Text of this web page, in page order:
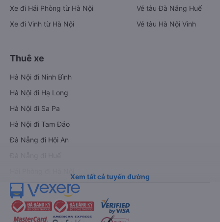
Xe đi Hải Phòng từ Hà Nội
Xe đi Vinh từ Hà Nội
Vé tàu Đà Nẵng Huế
Vé tàu Hà Nội Vinh
Thuê xe
Hà Nội đi Ninh Bình
Hà Nội đi Hạ Long
Hà Nội đi Sa Pa
Hà Nội đi Tam Đảo
Đà Nẵng đi Hội An
Xem tất cả tuyến đường